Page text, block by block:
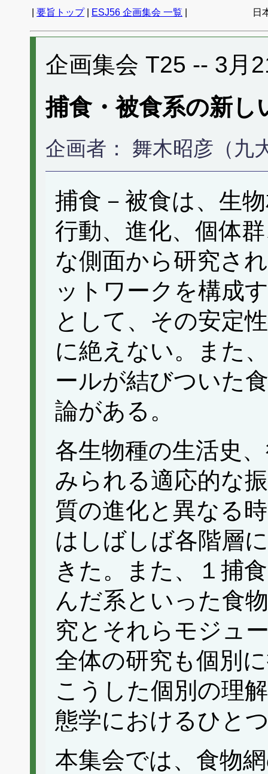
要旨トップ| ESJ56 企画集会 一覧 日
企画集会 T25 -- 3月
捕食・被食系の新し
企画者： 舞木昭彦（九
捕食－被食は、生
行動、進化、個体
な側面から研究さ
ットワークを構成
として、その安定
に絶えない。また
ールが結びついた
論がある。
各生物種の生活史
みられる適応的な
質の進化と異なる
はしばしば各階層
きた。また、１捕
んだ系といった食
究とそれらモジュ
全体の研究も個別
こうした個別の理
態学におけるひと
本集会では、食物